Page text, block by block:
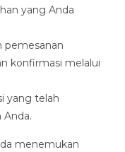
yang Anda
pemesanan
konfirmasi melalui
yang telah
Anda.
menemukan